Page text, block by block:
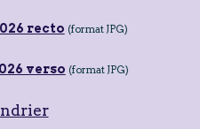
recto (format JPG)
verso (format JPG)